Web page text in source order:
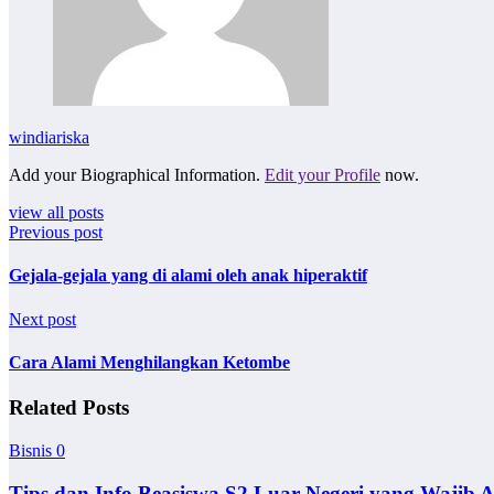
windiariska
Add your Biographical Information. Edit your Profile now.
view all posts
Previous post
Gejala-gejala yang di alami oleh anak hiperaktif
Next post
Cara Alami Menghilangkan Ketombe
Related Posts
Bisnis 0